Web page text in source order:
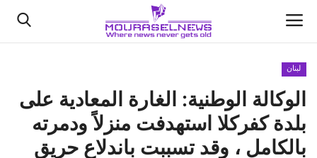
الأخبار
كتّابنا
لبنان
الوكالة الوطنية: الغارة المعادية على
بلدة كفركلا استهدفت منزلاً ودمرته
بالكامل ، وقد تسببت باندلاع حريق